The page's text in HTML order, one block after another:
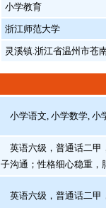
小学教育
浙江师范大学
灵溪镇.浙江省温州市苍
小学语文, 小学数学, 小
英语六级，普通话二甲
子沟通；性格细心稳重，
英语六级，普通话二甲